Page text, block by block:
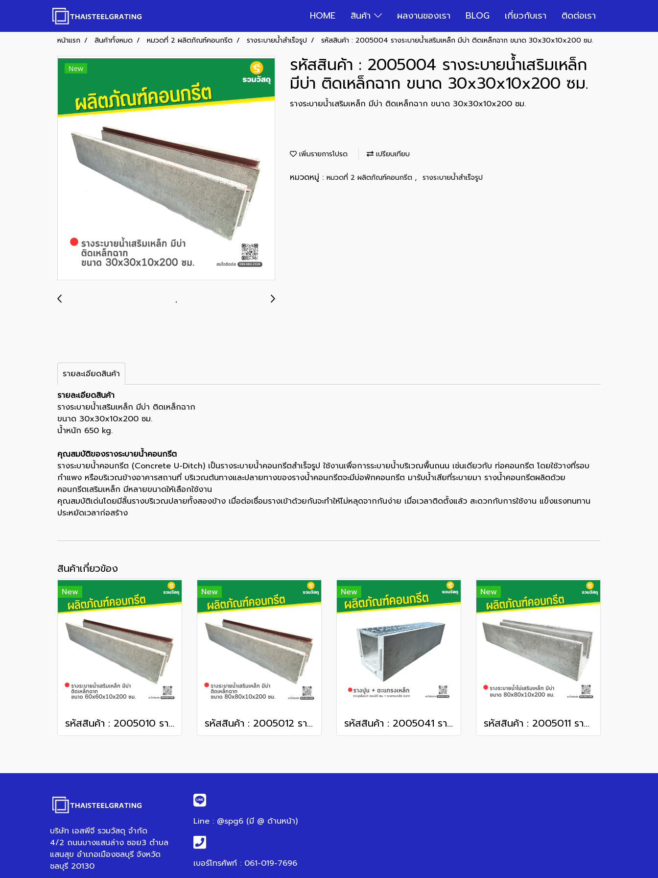
HOME สินค้า ผลงานของเรา BLOG เกี่ยวกับเรา ติดต่อเรา
หน้าแรก สินค้าทั้งหมด หมวดที่ 2 ผลิตภัณฑ์คอนกรีต รางระบายน้ำสำเร็จรูป รหัสสินค้า : 2005004 รางระบายน้ำเสริมเหล็ก มีบ่า ติดเหล็กฉาก ขนาด 30x30x10x200 ซม.
New รหัสสินค้า : 2005004 รางระบายน้ำเสริมเหล็ก
มีบ่า ติดเหล็กฉาก ขนาด 30x30x10x200 ซม.
รางระบายน้ำเสริมเหล็ก มีบ่า ติดเหล็กฉาก ขนาด 30x30x10x200 ซม.
เพิ่มรายการโปรด เปรียบเทียบ
หมวดหมู่ : หมวดที่ 2 ผลิตภัณฑ์คอนกรีต , รางระบายน้ำสำเร็จรูป
รายละเอียดสินค้า
รายละเอียดสินค้า
รางระบายน้ำเสริมเหล็ก มีบ่า ติดเหล็กฉาก
ขนาด 30x30x10x200 ซม.
น้ำหนัก 650 kg.
คุณสมบัติของรางระบายน้ำคอนกรีต
รางระบายน้ำคอนกรีต (Concrete U-Ditch) เป็นรางระบายน้ำคอนกรีตสำเร็จรูป ใช้งานเพื่อการระบายน้ำบริเวณพื้นถนน เช่นเดียวกับ ท่อคอนกรีต โดยใช้วางที่รอบ
กำแพง หรือบริเวณข้างอาคารสถานที่ บริเวณต้นทางและปลายทางของรางน้ำคอนกรีตจะมีบ่อพักคอนกรีต มารับน้ำเสียที่ระบายมา รางน้ำคอนกรีตผลิตด้วย
คอนกรีตเสริมเหล็ก มีหลายขนาดให้เลือกใช้งาน
คุณสมบัติเด่นโดยมีลิ้นรางบริเวณปลายทั้งสองข้าง เมื่อต่อเชื่อมรางเข้าด้วยกันจะทำให้ไม่หลุดจากกันง่าย เมื่อเวลาติดตั้งแล้ว สะดวกกับการใช้งาน แข็งแรงทนทาน
ประหยัดเวลาก่อสร้าง
สินค้าเกี่ยวข้อง
New
รหัสสินค้า : 2005010 รางระบายน้ำเสริมเหล็ก มีบ่า ติดเหล็กฉาก ขนาด 60x60x10x200 ซม.
New
รหัสสินค้า : 2005012 รางระบายน้ำเสริมเหล็ก มีบ่า ติดเหล็กฉาก ขนาด 80x80x10x200 ซม.
New
รหัสสินค้า : 2005041 รางปูน ไม่มีบ่า ร่อง 20 ซม. ยาว 1 เมตร + ตะแกรงเหล็ก มีฉาก
New
รหัสสินค้า : 2005011 รางระบายน้ำไม่เสริมเหล็ก มีบ่า ขนาด 80x80x10x200 ซม.
บริษัท เอสพีจี รวมวัสดุ จำกัด
4/2 ถนนบางแสนล่าง ซอย3 ตำบล
แสนสุข อำเภอเมืองชลบุรี จังหวัด
ชลบุรี 20130
Line : @spg6 (มี @ ด้านหน้า)
เบอร์โทรศัพท์ : 061-019-7696